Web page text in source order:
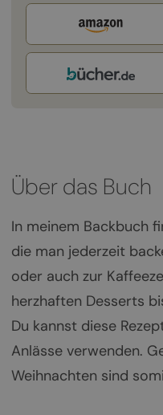
Über das Buch
In meinem Backbuch
die man jederzeit
oder auch zur
herzhaften Desserts
Du kannst diese
Anlässe verwenden.
Weihnachten sind